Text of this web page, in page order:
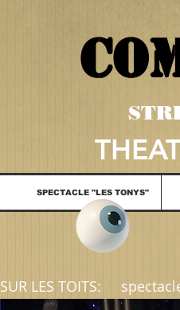
SPECTACLE "LES TONYS"
SUR LES TOITS: